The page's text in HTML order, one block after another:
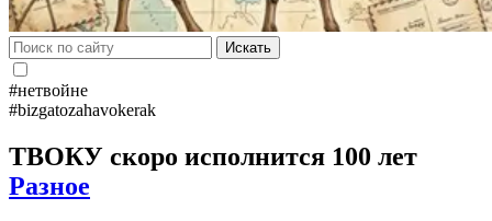
Искать
#нетвойне
#bizgatozahavokerak
ТВОКУ скоро исполнится 100 лет
Разное